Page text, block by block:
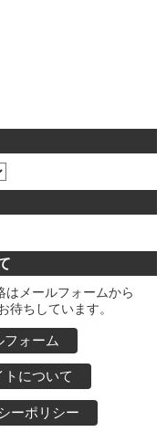
はメールフォームから
待ちしています。
フォーム
トについて
ーポリシー